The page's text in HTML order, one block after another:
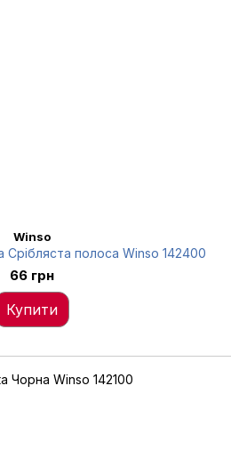
Winso
Срібляста полоса Winso 142400
66 грн
Купити